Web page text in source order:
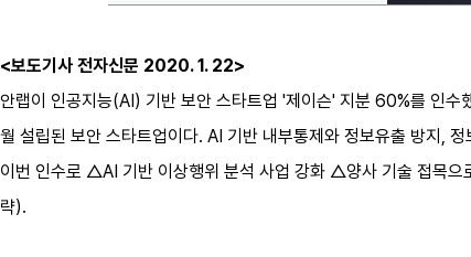
<보도기사 전자신문 2020. 1. 22>
안랩이 인공지능(AI) 기반 보안 스타트업 '제이슨' 지분 60%를 인
월 설립된 보안 스타트업이다. AI 기반 내부통제와 정보유출 방지,
이번 인수로 △AI 기반 이상행위 분석 사업 강화 △양사 기술 접목
략).